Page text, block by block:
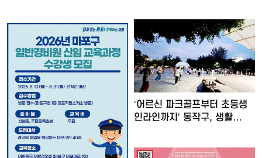
‘어르신 파크골프부터 초등생
인라인까지’ 동작구, 생활…